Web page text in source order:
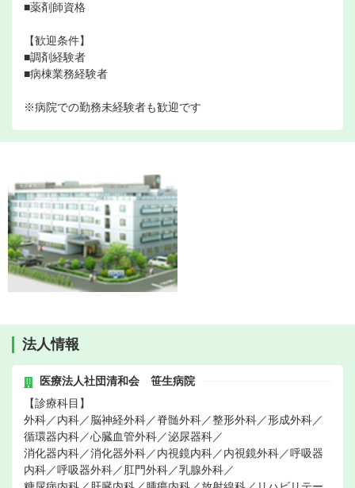
■薬剤師資格
【歓迎条件】
■調剤経験者
■病棟業務経験者
※病院での勤務未経験者も歓迎です
法人情報
医療法人社団清和会 笹生病院
【診療科目】
外科／内科／脳神経外科／脊髄外科／整形外科／形成外科／
循環器内科／心臓血管外科／泌尿器科／
消化器内科／消化器外科／内視鏡内科／内視鏡外科／呼吸器
内科／呼吸器外科／肛門外科／乳腺外科／